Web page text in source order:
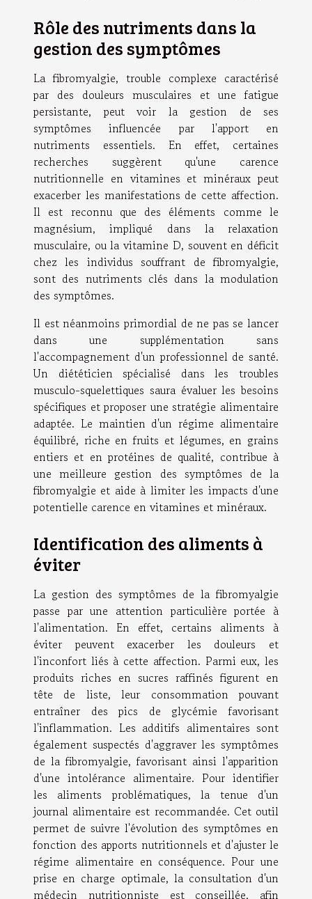
Rôle des nutriments dans la
gestion des symptômes
La fibromyalgie, trouble complexe caractérisé
par des douleurs musculaires et une fatigue
persistante, peut voir la gestion de ses
symptômes influencée par l'apport en
nutriments essentiels. En effet, certaines
recherches suggèrent qu'une carence
nutritionnelle en vitamines et minéraux peut
exacerber les manifestations de cette affection.
Il est reconnu que des éléments comme le
magnésium, impliqué dans la relaxation
musculaire, ou la vitamine D, souvent en déficit
chez les individus souffrant de fibromyalgie,
sont des nutriments clés dans la modulation
des symptômes.
Il est néanmoins primordial de ne pas se lancer
dans une supplémentation sans
l'accompagnement d'un professionnel de santé.
Un diététicien spécialisé dans les troubles
musculo-squelettiques saura évaluer les besoins
spécifiques et proposer une stratégie alimentaire
adaptée. Le maintien d'un régime alimentaire
équilibré, riche en fruits et légumes, en grains
entiers et en protéines de qualité, contribue à
une meilleure gestion des symptômes de la
fibromyalgie et aide à limiter les impacts d'une
potentielle carence en vitamines et minéraux.
Identification des aliments à
éviter
La gestion des symptômes de la fibromyalgie
passe par une attention particulière portée à
l'alimentation. En effet, certains aliments à
éviter peuvent exacerber les douleurs et
l'inconfort liés à cette affection. Parmi eux, les
produits riches en sucres raffinés figurent en
tête de liste, leur consommation pouvant
entraîner des pics de glycémie favorisant
l'inflammation. Les additifs alimentaires sont
également suspectés d'aggraver les symptômes
de la fibromyalgie, favorisant ainsi l'apparition
d'une intolérance alimentaire. Pour identifier
les aliments problématiques, la tenue d'un
journal alimentaire est recommandée. Cet outil
permet de suivre l'évolution des symptômes en
fonction des apports nutritionnels et d'ajuster le
régime alimentaire en conséquence. Pour une
prise en charge optimale, la consultation d'un
médecin nutritionniste est conseillée, afin